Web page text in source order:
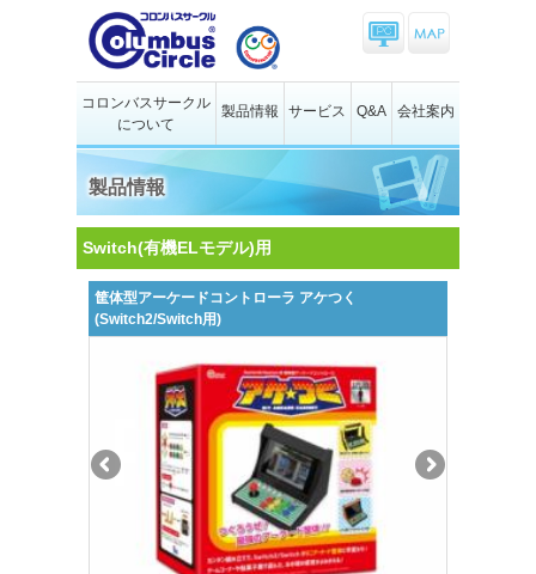
コロンバスサークル
について
製品情報 サービス Q&A 会社案内
製品情報
Switch(有機ELモデル)用
筐体型アーケードコントローラ アケつく
(Switch2/Switch用)